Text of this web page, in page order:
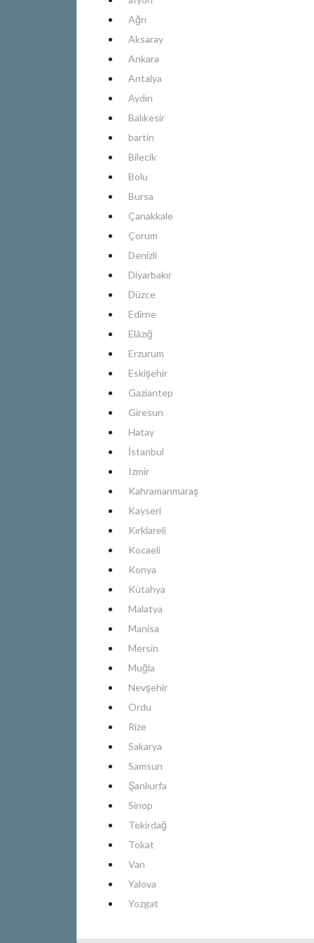
Ağrı
Aksaray
Ankara
Antalya
Aydın
Balıkesir
bartin
Bilecik
Bolu
Bursa
Çanakkale
Çorum
Denizli
Diyarbakır
Düzce
Edirne
Elâzığ
Erzurum
Eskişehir
Gaziantep
Giresun
Hatay
İstanbul
Izmir
Kahramanmaraş
Kayseri
Kırklareli
Kocaeli
Konya
Kütahya
Malatya
Manisa
Mersin
Muğla
Nevşehir
Ordu
Rize
Sakarya
Samsun
Şanlıurfa
Sinop
Tekirdağ
Tokat
Van
Yalova
Yozgat